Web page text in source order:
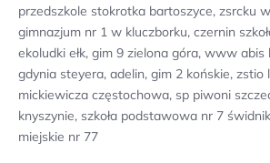
przedszkole stokrotka bartoszyce, zsrcku
gimnazjum nr 1 w kluczborku, czernin
ekoludki ełk, gim 9 zielona góra, www abis
gdynia steyera, adelin, gim 2 końskie, zstio
mickiewicza częstochowa, sp piwoni
knyszynie, szkoła podstawowa nr 7
miejskie nr 77